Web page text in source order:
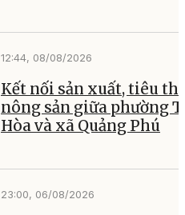
12:44, 08/08/2026
Kết nối sản xuất, tiêu
nông sản giữa phường
Hòa và xã Quảng Phú
23:00, 06/08/2026